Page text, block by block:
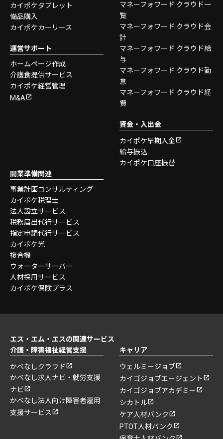
カイポケタブレット
備品購入
カイポケカーリース
運営サポート
ホームページ作成
介護食提供サービス
カイポケ経営管理
M&A
マネーフォワード クラウド一
覧
マネーフォワード クラウド会
計
マネーフォワード クラウド給
与
マネーフォワード クラウド勤
怠
マネーフォワード クラウド経
費
資金・入出金
カイポケ早期入金
給与振込
カイポケ口座振替
開業準備関連
事業計画コンサルティング
カイポケ税理士
法人設立サービス
税務届出代行サービス
指定申請代行サービス
カイポケ光
複合機
ウォーターサーバー
人材採用サービス
カイポケ保険プラス
エス・エム・エスの関連サービス
介護・障害福祉経営支援
かべなしクラウド
かべなし求人ナビ・就労支援
ナビ
かべなし法人向け障害者雇用
支援サービス
キャリア
ウェルミージョブ
カイゴジョブエージェント
カイゴジョブアカデミー
シカトル
ケア人材バンク
PTOT人材バンク